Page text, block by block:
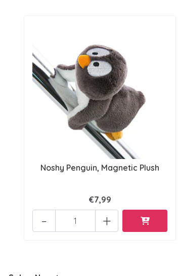
Noshy Penguin, Magnetic Plush
€7,99
+
-